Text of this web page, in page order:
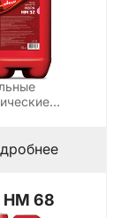
HM 68